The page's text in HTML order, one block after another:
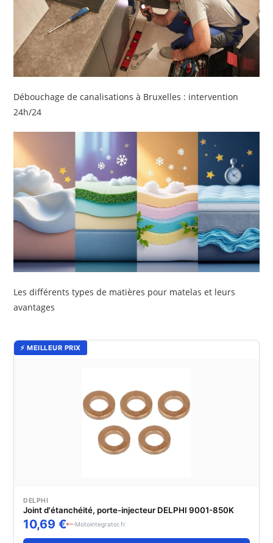
Débouchage de canalisations à Bruxelles : intervention
24h/24
Les différents types de matières pour matelas et leurs
avantages
⚡ MEILLEUR PRIX
DELPHI
Joint d'étanchéité, porte-injecteur DELPHI 9001-850K
10,69 € Motointegrator.fr